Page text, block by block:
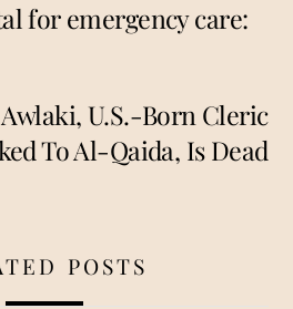
for emergency care:
U.S.-Born Cleric
To Al-Qaida, Is Dead
POSTS